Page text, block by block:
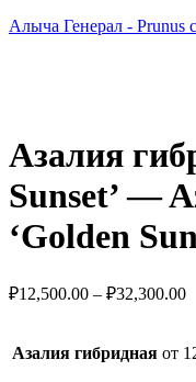
Алыча Генерал - Prunus
Азалия
Sunset’ —
‘Golden
₽12,500.00 – ₽32,300.00
Азалия гибридная от